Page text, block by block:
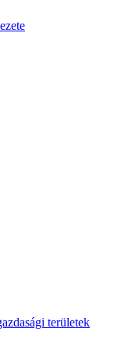
területek